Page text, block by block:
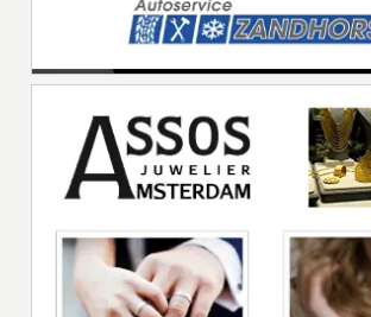
Advertorial
DAGAANBIEDINGEN UW
KERSENBOOGERD
In de slagerij van Uw Slager Kersenboogerd staat
verse en ambachtelijke bereide producten. Tevens
wekelijks onze vaste [...]